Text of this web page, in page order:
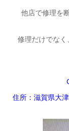
他店で修理を
修理だけでな
住所：滋賀県大